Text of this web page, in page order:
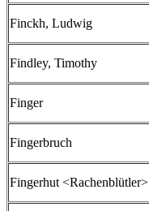
Finckh, Ludwig
Findley, Timothy
Finger
Fingerbruch
Fingerhut <Rachenblütler>